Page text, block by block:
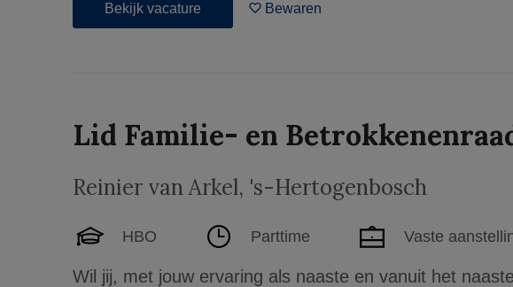
Bekijk vacature Bewaren
Lid Familie- en
Reinier van Arkel, 's-Hertogenbosch
HBO Parttime Vaste
Wil jij, met jouw ervaring als naaste en vanuit het